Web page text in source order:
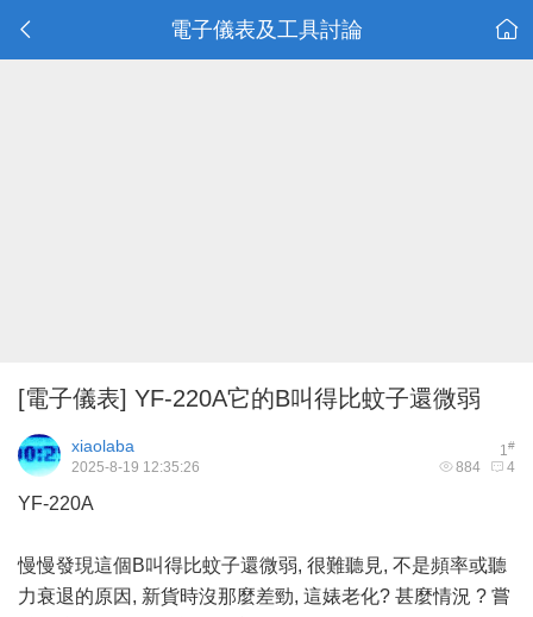
電子儀表及工具討論
[電子儀表] YF-220A它的B叫得比蚊子還微弱
1#
xiaolaba
884 4
2025-8-19 12:35:26
YF-220A
慢慢發現這個B叫得比蚊子還微弱, 很難聽見, 不是頻率或聽
力衰退的原因, 新貨時沒那麼差勁, 這婊老化? 甚麼情況 ? 嘗